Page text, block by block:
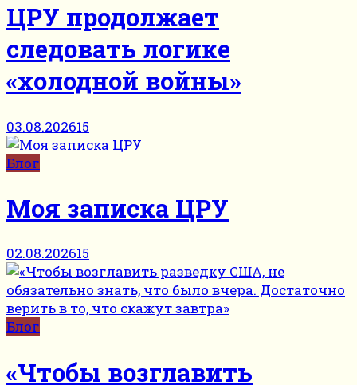
ЦРУ продолжает
следовать логике
«холодной войны»
03.08.202615
Блог
Моя записка ЦРУ
02.08.202615
Блог
«Чтобы возглавить